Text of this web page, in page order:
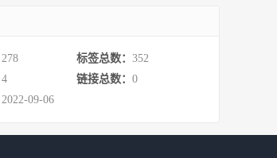
278 标签总数： 352
4 链接总数： 0
2022-09-06